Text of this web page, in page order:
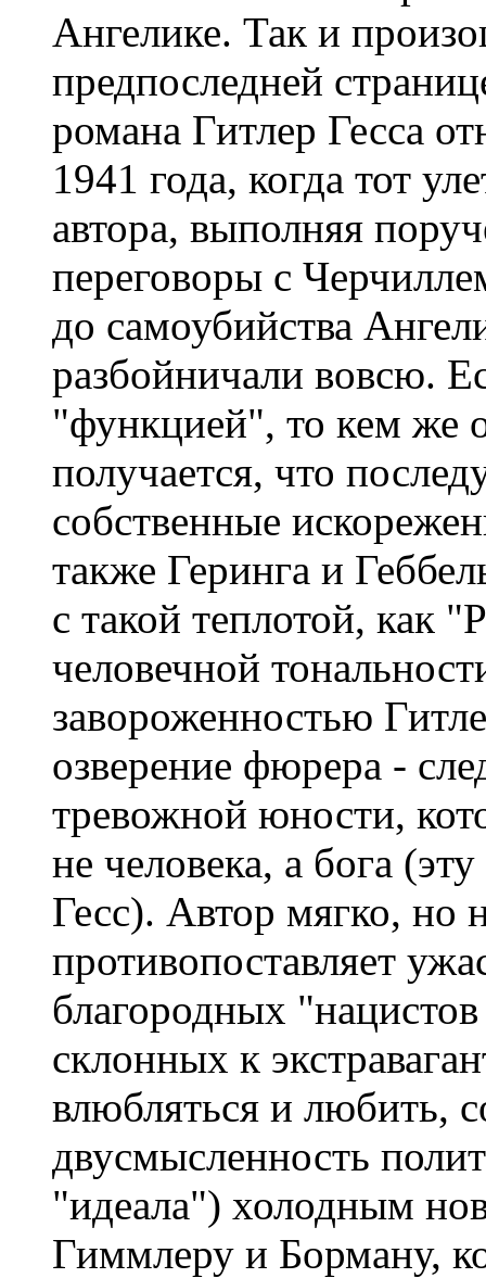
Ангелике. Так и
предпоследней
романа Гитлер Гесса
1941 года, когда тот
автора, выполняя
переговоры с
до самоубийства
разбойничали вовсю.
"функцией", то кем же
получается, что
собственные
также Геринга и
с такой теплотой, как
человечной
завороженностью
озверение фюрера -
тревожной юности,
не человека, а бога
Гесс). Автор мягко, но
противопоставляет
благородных
склонных к
влюбляться и любить,
двусмысленность
"идеала") холодным
Гиммлеру и Борману,